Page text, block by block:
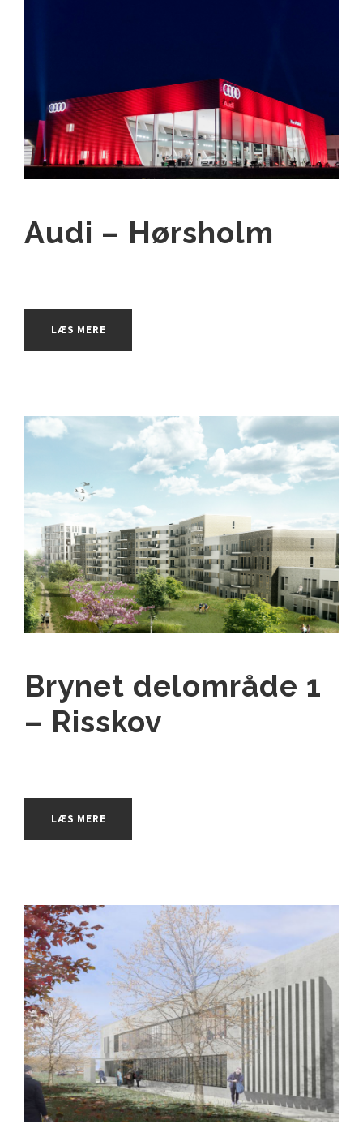
Audi – Hørsholm
LÆS MERE
Brynet delområde 1
– Risskov
LÆS MERE